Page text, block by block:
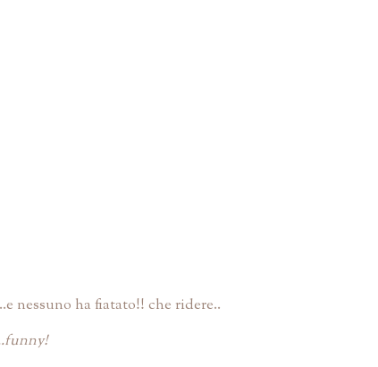
nessuno ha fiatato!! che ridere..